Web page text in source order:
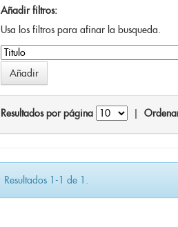
Añadir filtros:
Usa los filtros para afinar la busqueda.
Resultados por página
Resultados 1-1 de 1.